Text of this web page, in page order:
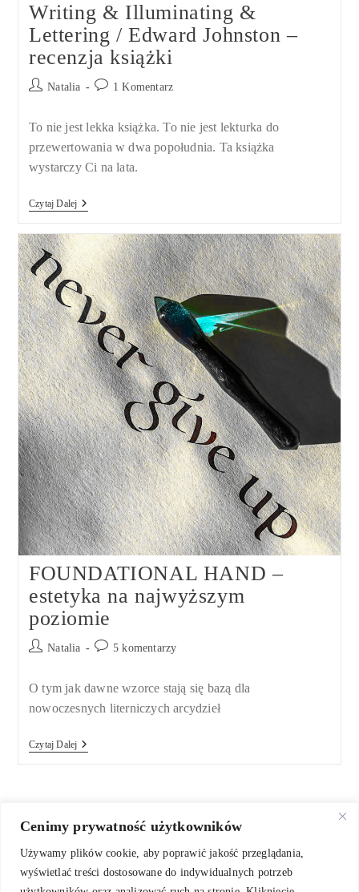
Cenimy prywatność użytkowników
Używamy plików cookie, aby poprawić jakość przeglądania,
wyświetlać treści dostosowane do indywidualnych potrzeb
Writing & Illuminating &
Lettering / Edward Johnston –
recenzja książki
PostNatalia
Post 1 Komentarz
To nie jest lekka książka. To nie jest lekturka do
przewertowania w dwa popołudnia. Ta książka
wystarczy Ci na lata.
Czytaj DalejWriting
&
Lettering
/
Edward
Johnston
–
Recenzja
Książki
FOUNDATIONAL HAND –
estetyka na najwyższym
poziomie
PostNatalia
Post 5 komentarzy
O tym jak dawne wzorce stają się bazą dla
nowoczesnych literniczych arcydzieł
Czytaj DalejFOUNDATIONAL
Poziomie